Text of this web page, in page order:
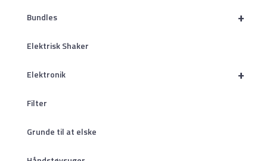
+
Bundles
Elektrisk Shaker
+
Elektronik
Filter
Grunde til at elske